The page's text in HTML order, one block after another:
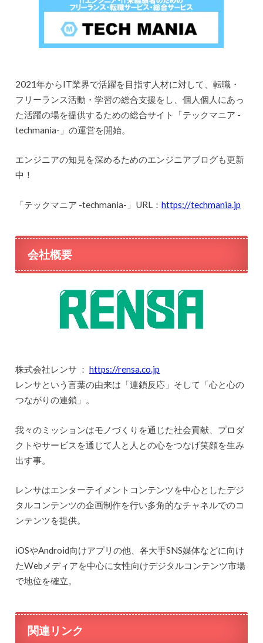
2021年からIT業界で活躍を目指す人材に対して、転職・
フリーランス活動・学習の総合支援をし、個人個人にあっ
た活躍の場を提供するための総合サイト「テックマニア -
techmania-」の運営を開始。
エンジニアの知見を深めるためのエンジニアブログも更新
中！
「テックマニア -techmania-」URL：https://techmania.jp
会社概要
株式会社レンサ ：https://rensa.co.jp
レンサという言葉の由来は「連鎖反応」そして「心と心の
つながりの連鎖」。
我々のミッションはモノづくりを通じた社会貢献、プロダ
クトやサービスを通じて人と人との心をつなげ笑顔を生み
出す事。
レンサはエンターテイメントコンテンツを中心としたデジ
タルコンテンツの企画制作を行い多角的なチャネルでのコ
ンテンツを提供。
iOSやAndroid向けアプリの他、各大手SNS媒体などに向け
たWebメディアを中心に女性向けデジタルコンテンツ市場
で地位を確立。
関連リンク